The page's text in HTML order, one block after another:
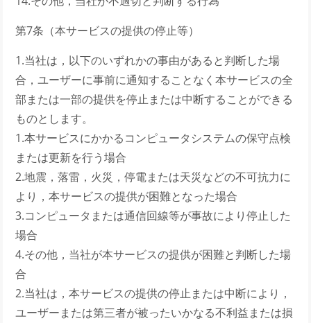
第7条（本サービスの提供の停止等）
1.当社は，以下のいずれかの事由があると判断した場
合，ユーザーに事前に通知することなく本サービスの全
部または一部の提供を停止または中断することができる
ものとします。
1.本サービスにかかるコンピュータシステムの保守点検
または更新を行う場合
2.地震，落雷，火災，停電または天災などの不可抗力に
より，本サービスの提供が困難となった場合
3.コンピュータまたは通信回線等が事故により停止した
場合
4.その他，当社が本サービスの提供が困難と判断した場
合
2.当社は，本サービスの提供の停止または中断により，
ユーザーまたは第三者が被ったいかなる不利益または損